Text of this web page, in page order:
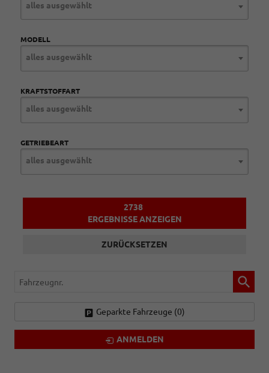
alles ausgewählt
MODELL
alles ausgewählt
KRAFTSTOFFART
alles ausgewählt
GETRIEBEART
alles ausgewählt
2738
ERGEBNISSE ANZEIGEN
ZURÜCKSETZEN
Fahrzeugnr.
Geparkte Fahrzeuge (0)
ANMELDEN